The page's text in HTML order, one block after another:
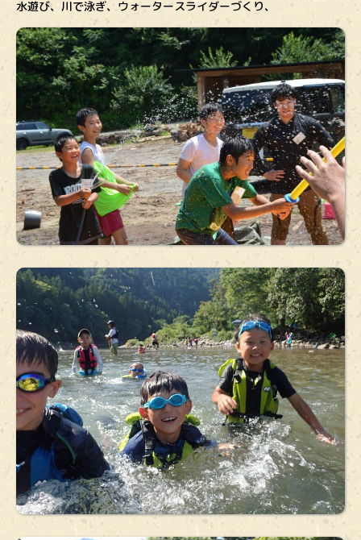
水遊び、川で泳ぎ、ウォータースライダーづくり、